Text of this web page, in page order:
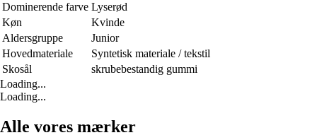
Dominerende farve Lyserød
Køn
Kvinde
Aldersgruppe
Junior
Hovedmateriale
Syntetisk materiale / tekstil
Skosål
skrubebestandig gummi
Loading...
Loading...
Alle vores mærker